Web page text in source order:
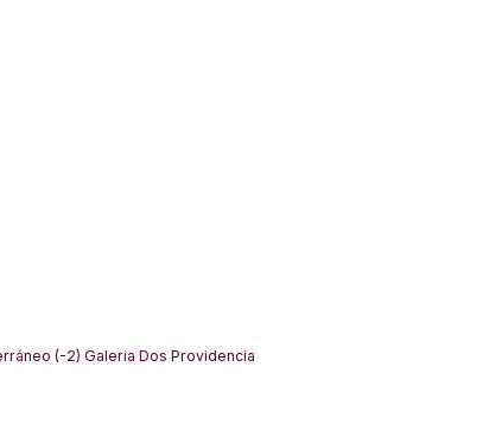
(-2) Galeria Dos Providencia